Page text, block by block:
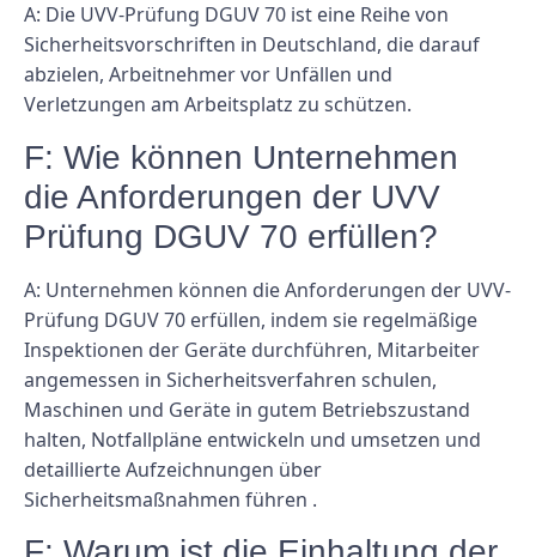
A: Die UVV-Prüfung DGUV 70 ist eine Reihe von
Sicherheitsvorschriften in Deutschland, die darauf
abzielen, Arbeitnehmer vor Unfällen und
Verletzungen am Arbeitsplatz zu schützen.
F: Wie können Unternehmen
die Anforderungen der UVV
Prüfung DGUV 70 erfüllen?
A: Unternehmen können die Anforderungen der UVV-
Prüfung DGUV 70 erfüllen, indem sie regelmäßige
Inspektionen der Geräte durchführen, Mitarbeiter
angemessen in Sicherheitsverfahren schulen,
Maschinen und Geräte in gutem Betriebszustand
halten, Notfallpläne entwickeln und umsetzen und
detaillierte Aufzeichnungen über
Sicherheitsmaßnahmen führen .